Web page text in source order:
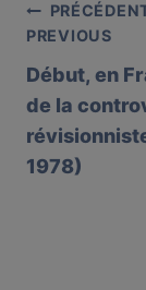
Post
navigation
PREVIOUS
Début, en
de la
1978)